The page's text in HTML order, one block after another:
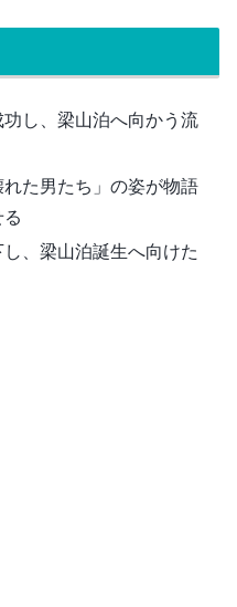
し、梁山泊へ向かう流
た男たち」の姿が物語
、梁山泊誕生へ向けた